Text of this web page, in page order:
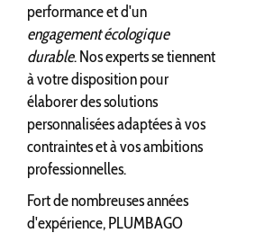
performance et d'un
engagement écologique
durable. Nos experts se tiennent
à votre disposition pour
élaborer des solutions
personnalisées adaptées à vos
contraintes et à vos ambitions
professionnelles.
Fort de nombreuses années
d'expérience, PLUMBAGO